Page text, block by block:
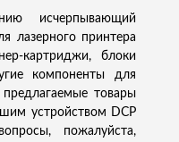
исчерпывающий
лазерного принтера
картриджи, блоки
компоненты для
предлагаемые товары
устройством DCP
пожалуйста,